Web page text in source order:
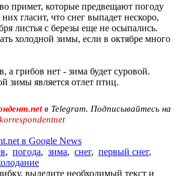
примет, которые предвещают погоду
гласит, что снег выпадет нескоро,
листья с березы еще не осыпались.
холодной зимы, если в октябре много
а грибов нет - зима будет суровой.
зимы является отлет птиц.
в Telegram. Подписывайтесь на
в Google News
, погода, зима, снег, первый снег,
выделите необходимый текст и